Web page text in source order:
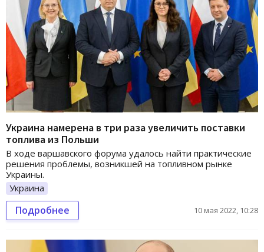
Украина намерена в три раза увеличить поставки
топлива из Польши
В ходе варшавского форума удалось найти практические
решения проблемы, возникшей на топливном рынке
Украины.
Украина
Подробнее 10 мая 2022, 10:28